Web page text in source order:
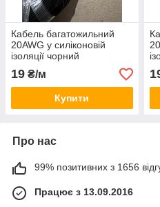
Кабель багатожильний
20AWG у силіконовій
ізоляції чорний
19 ₴/м
Купити
Про нас
99% позитивних з 1656
Працює з 13.09.2016